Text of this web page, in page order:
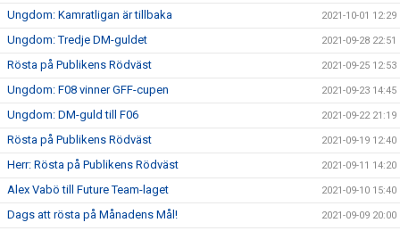
Ungdom: Kamratligan är tillbaka 2021-10-01 12:29
Ungdom: Tredje DM-guldet 2021-09-28 22:51
Rösta på Publikens Rödväst 2021-09-25 12:53
Ungdom: F08 vinner GFF-cupen 2021-09-23 14:45
Ungdom: DM-guld till F06 2021-09-22 21:19
Rösta på Publikens Rödväst 2021-09-19 12:40
Herr: Rösta på Publikens Rödväst 2021-09-11 14:20
Alex Vabö till Future Team-laget 2021-09-10 15:40
Dags att rösta på Månadens Mål! 2021-09-09 20:00